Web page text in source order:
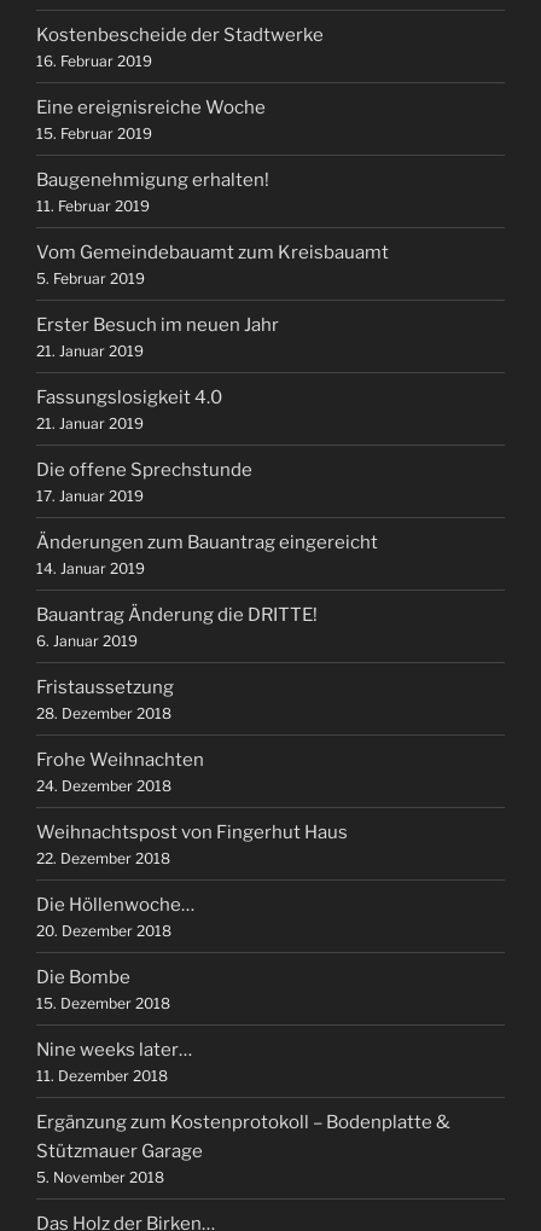
Kostenbescheide der Stadtwerke
16. Februar 2019
Eine ereignisreiche Woche
15. Februar 2019
Baugenehmigung erhalten!
11. Februar 2019
Vom Gemeindebauamt zum Kreisbauamt
5. Februar 2019
Erster Besuch im neuen Jahr
21. Januar 2019
Fassungslosigkeit 4.0
21. Januar 2019
Die offene Sprechstunde
17. Januar 2019
Änderungen zum Bauantrag eingereicht
14. Januar 2019
Bauantrag Änderung die DRITTE!
6. Januar 2019
Fristaussetzung
28. Dezember 2018
Frohe Weihnachten
24. Dezember 2018
Weihnachtspost von Fingerhut Haus
22. Dezember 2018
Die Höllenwoche…
20. Dezember 2018
Die Bombe
15. Dezember 2018
Nine weeks later…
11. Dezember 2018
Ergänzung zum Kostenprotokoll – Bodenplatte &
Stützmauer Garage
5. November 2018
Das Holz der Birken…